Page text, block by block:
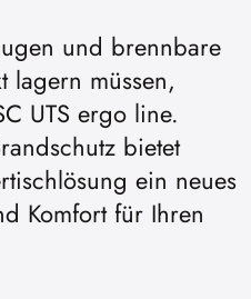
und brennbare
lagern müssen,
UTS ergo line.
bietet
ein neues
Komfort für Ihren